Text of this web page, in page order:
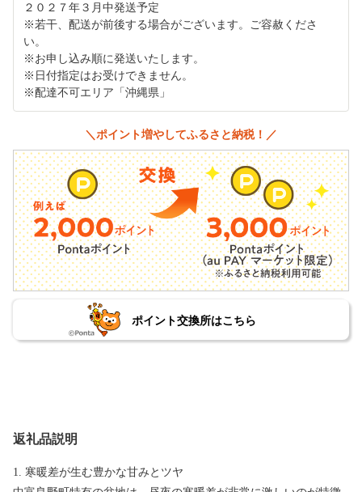
２０２７年３月中発送予定
※若干、配送が前後する場合がございます。ご容赦くださ
い。
※お申し込み順に発送いたします。
※日付指定はお受けできません。
※配達不可エリア「沖縄県」
＼ポイント増やしてふるさと納税！／
ポイント交換所はこちら
返礼品説明
1. 寒暖差が生む豊かな甘みとツヤ